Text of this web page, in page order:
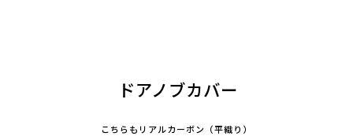
ドアノブカバー
こちらもリアルカーボン（平織り）